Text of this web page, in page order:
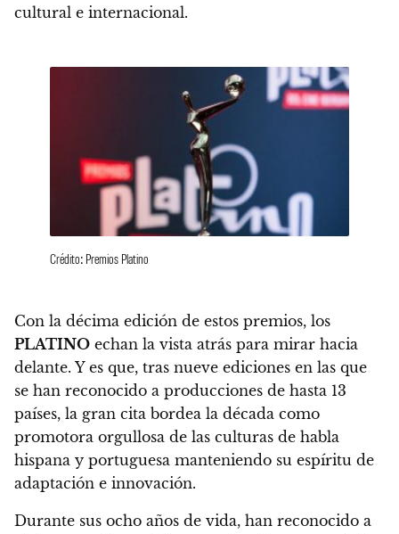
cultural e internacional.
Crédito: Premios Platino
Con la décima edición de estos premios, los
PLATINO echan la vista atrás para mirar hacia
delante. Y es que, tras nueve ediciones en las que
se han reconocido a producciones de hasta 13
países, la gran cita bordea la década como
promotora orgullosa de las culturas de habla
hispana y portuguesa manteniendo su espíritu de
adaptación e innovación.
Durante sus ocho años de vida, han reconocido a